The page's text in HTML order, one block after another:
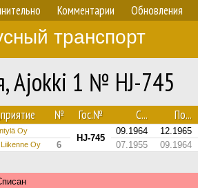
Комментарии Обновления
транспорт
Ajokki 1 № HJ-745
№ Гос.№ С... По...
Oy
HJ-745
09.1964 12.1965
Oy 6 07.1955 09.1964